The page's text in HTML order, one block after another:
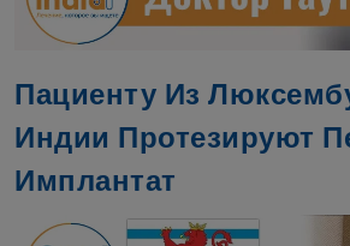
Пациенту Из
Индии Протезируют
Имплантат